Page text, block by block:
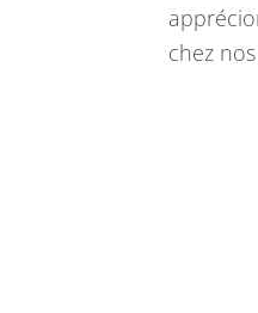
chez